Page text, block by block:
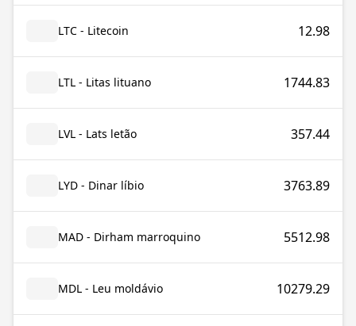
LTC - Litecoin 12.98
LTL - Litas lituano 1744.83
LVL - Lats letão 357.44
LYD - Dinar líbio 3763.89
MAD - Dirham marroquino 5512.98
MDL - Leu moldávio 10279.29